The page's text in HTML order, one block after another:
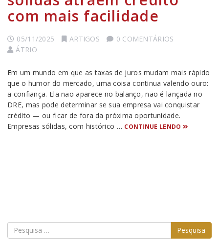
com mais facilidade
05/11/2025 ARTIGOS
0 COMENTÁRIOS
ÁTRIO
Em um mundo em que as taxas de juros mudam mais rápido
que o humor do mercado, uma coisa continua valendo ouro:
a confiança. Ela não aparece no balanço, não é lançada no
DRE, mas pode determinar se sua empresa vai conquistar
crédito — ou ficar de fora da próxima oportunidade.
Empresas sólidas, com histórico … CONTINUE LENDO